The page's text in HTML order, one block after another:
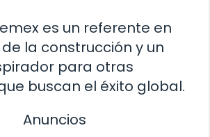
es un referente en
la construcción y un
para otras
buscan el éxito global.
Anuncios